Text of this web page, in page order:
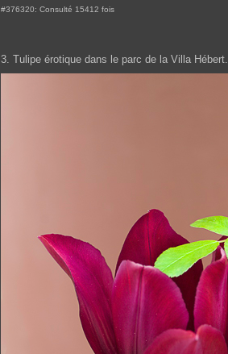
#376320: Consulté 15412 fois
3. Tulipe érotique dans le parc de la Villa Hébert.